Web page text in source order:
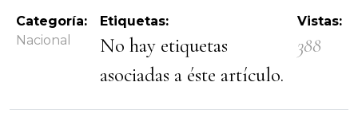
Categoría:
Nacional
Etiquetas:
No hay etiquetas
asociadas a éste artículo.
Vistas:
388